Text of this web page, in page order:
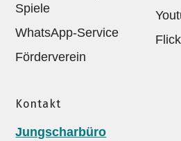
Spiele
WhatsApp-Service
Förderverein
Kontakt
Jungscharbüro